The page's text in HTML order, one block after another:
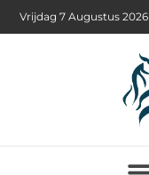
Vrijdag 7 Augustus 2026